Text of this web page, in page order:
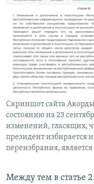
Скриншот сайта Акорды
состоянию на 23
изменений, гласящих,
президент избирается
переизбрания,
Между тем в статье